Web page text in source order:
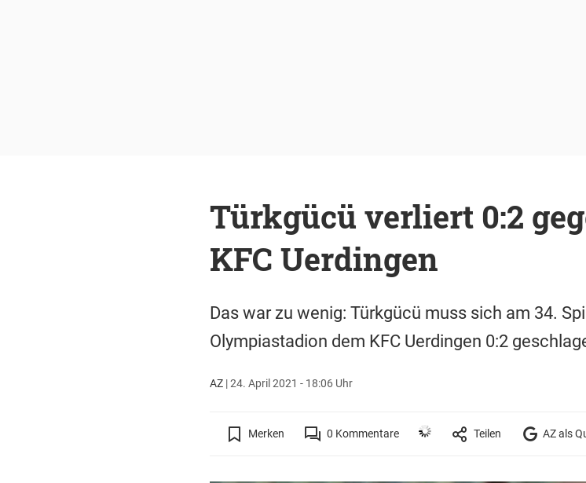
Türkgücü verliert 0:2
KFC Uerdingen
Das war zu wenig: Türkgücü muss sich am 34.
Olympiastadion dem KFC Uerdingen 0:2
AZ|24. April 2021 - 18:06 Uhr
Merken 0 Kommentare Teilen AZ als